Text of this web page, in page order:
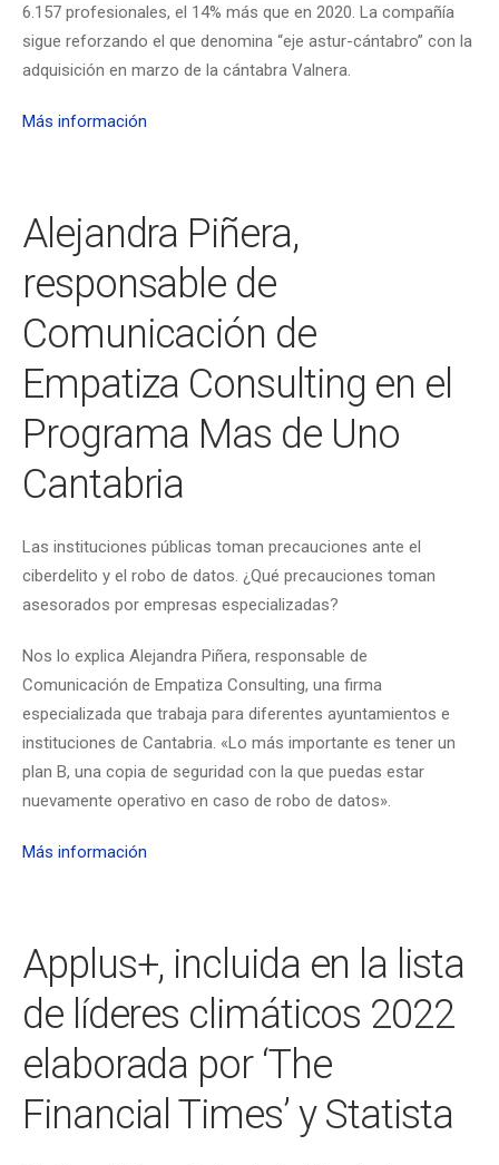
6.157 profesionales, el 14% más que en 2020. La compañía
sigue reforzando el que denomina “eje astur-cántabro” con la
adquisición en marzo de la cántabra Valnera.
Más información
Alejandra Piñera,
responsable de
Comunicación de
Empatiza Consulting en el
Programa Mas de Uno
Cantabria
Las instituciones públicas toman precauciones ante el
ciberdelito y el robo de datos. ¿Qué precauciones toman
asesorados por empresas especializadas?
Nos lo explica Alejandra Piñera, responsable de
Comunicación de Empatiza Consulting, una firma
especializada que trabaja para diferentes ayuntamientos e
instituciones de Cantabria. «Lo más importante es tener un
plan B, una copia de seguridad con la que puedas estar
nuevamente operativo en caso de robo de datos».
Más información
Applus+, incluida en la lista
de líderes climáticos 2022
elaborada por ‘The
Financial Times’ y Statista